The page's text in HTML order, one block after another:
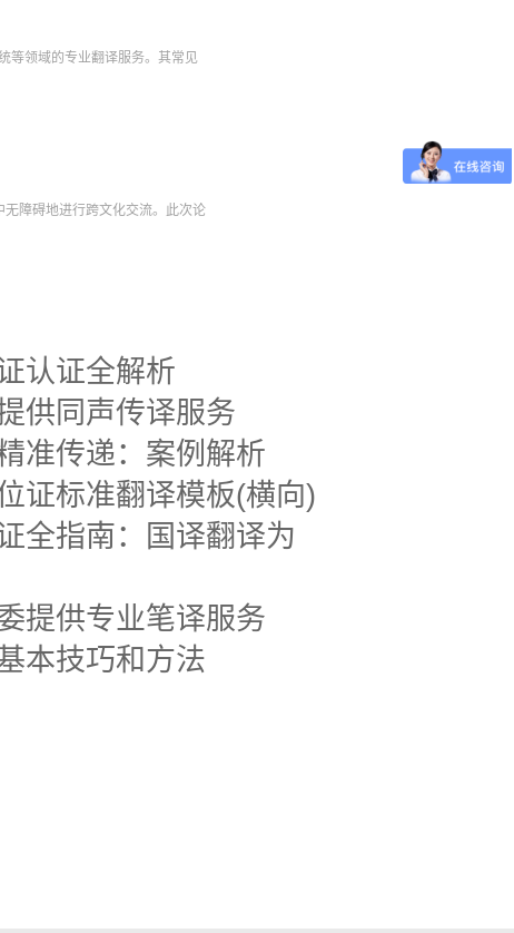
等领域的专业翻译服务。其常见
障碍地进行跨文化交流。此次论
认证全解析
供同声传译服务
准传递：案例解析
证标准翻译模板(横向)
全指南：国译翻译为
提供专业笔译服务
本技巧和方法